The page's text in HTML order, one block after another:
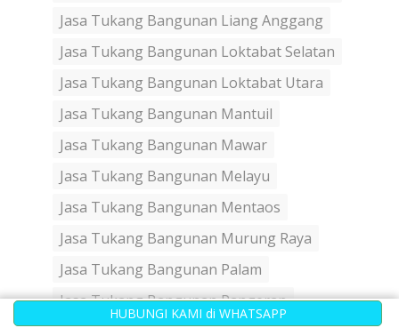
HUBUNGI KAMI di WHATSAPP
Jasa Tukang Bangunan Liang Anggang
Jasa Tukang Bangunan Loktabat Selatan
Jasa Tukang Bangunan Loktabat Utara
Jasa Tukang Bangunan Mantuil
Jasa Tukang Bangunan Mawar
Jasa Tukang Bangunan Melayu
Jasa Tukang Bangunan Mentaos
Jasa Tukang Bangunan Murung Raya
Jasa Tukang Bangunan Palam
Jasa Tukang Bangunan Pangeran